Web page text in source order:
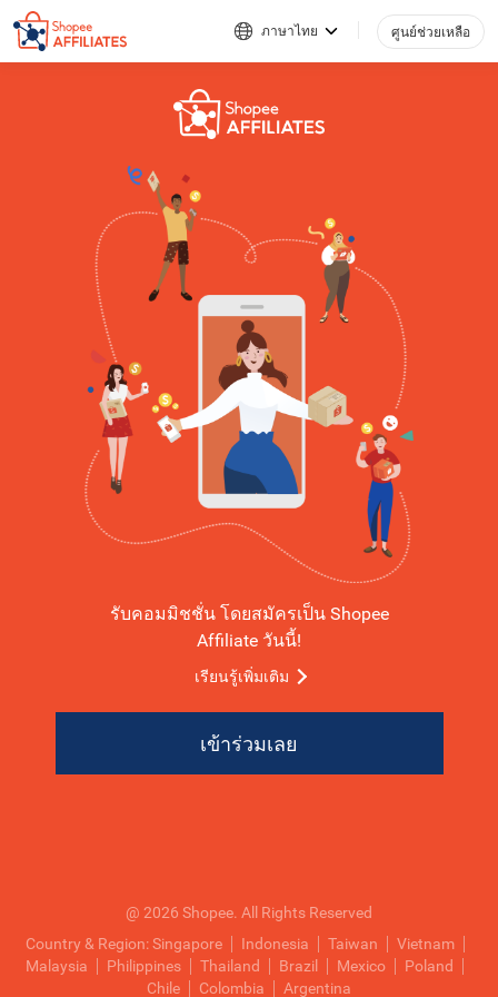
ภาษาไทย ศูนย์ช่วยเหลือ
รับคอมมิชชั่น โดยสมัครเป็น Shopee
Affiliate วันนี้!
เรียนรู้เพิ่มเติม
เข้าร่วมเลย
@ 2026 Shopee. All Rights Reserved
Country & Region:Singapore Indonesia Taiwan
Vietnam
Malaysia
Philippines Thailand Brazil Mexico
Poland
Chile
Colombia Argentina